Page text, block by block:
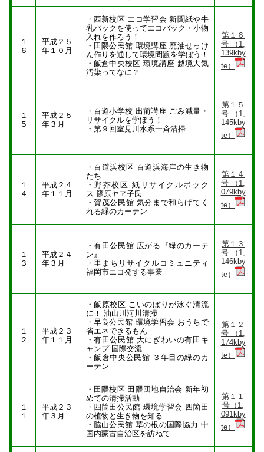
１
６
平成２５
年１０月
・西新校区 エコ学習会 新聞紙や牛
乳パックを使ってエコバック・小物
入れを作ろう！
・田隈公民館 環境講座 廃油せっけ
ん作りを通して環境問題を学ぼう！
・飯倉中央校区 環境講座 越境大気
汚染ってなに？
第１６
号 （1,
139kby
te）
１
５
平成２５
年３月
・百道小学校 出前講座 ごみ減量・
リサイクルを学ぼう！
・第９回室見川水系一斉清掃
第１５
号 （1,
145kby
te）
１
４
平成２４
年１１月
・百道浜校区 百道浜海岸の生き物
たち
・野芥校区 紙リサイクルボック
ス 篠原ヤヱ子氏
・賀茂公民館 気分まで和らげてく
れる緑のカーテン
第１４
号 （1,
079kby
te）
１
３
平成２４
年３月
・有田公民館 広がる『緑のカーテ
ン』
・里まちリサイクルコミュニティ
福岡市エコ発する事業
第１３
号 （1,
146kby
te）
１
２
平成２３
年１１月
・飯原校区 こいのぼりが泳ぐ清流
に！ 油山川河川清掃
・早良公民館 環境学習会 おうちで
省エネできるもん
・有田公民館 大にぎわいの有田キ
ャンプ 国際交流
・飯倉中央公民館 ３年目の緑のカ
ーテン
第１２
号 （1,
174kby
te）
１
１
平成２３
年３月
・田隈校区 田隈団地自治会 新年初
めての清掃活動
・四箇田公民館 環境学習会 四箇田
の植物と生き物を知る
・脇山公民館 草の根の国際協力 中
国内蒙古自治区を訪ねて
第１１
号（1,
091kby
te）